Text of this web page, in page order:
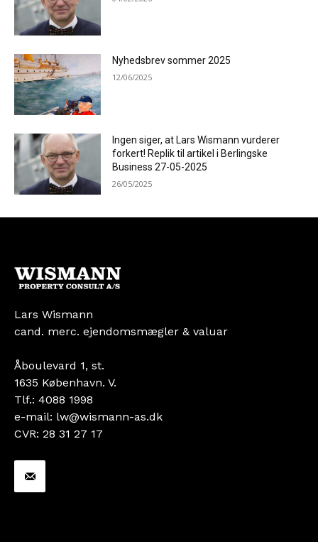
Nyhedsbrev sommer 2025
12/06/2025
Ingen siger, at Lars Wismann vurderer
forkert! Replik til artikel i Berlingske
Business 27-05-2025
26/05/2025
Lars Wismann
cand. merc. ejendomsmægler & valuar
Åboulevard 1, st.
1635 København. V.
Tlf.: 4088 1998
e-mail: lw@wismann-as.dk
CVR: 28 31 27 17